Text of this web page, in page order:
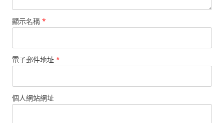
顯示名稱 *
電子郵件地址 *
個人網站網址